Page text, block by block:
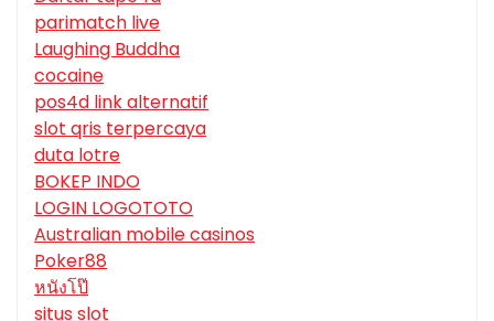
parimatch live
Laughing Buddha
cocaine
pos4d link alternatif
slot qris terpercaya
duta lotre
BOKEP INDO
LOGIN LOGOTOTO
Australian mobile casinos
Poker88
หนังโป๊
situs slot